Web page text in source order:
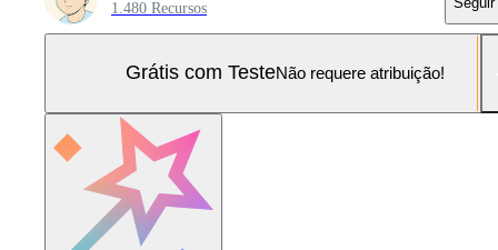
1.480 Recursos
Grátis com TesteNão requere atribuição!